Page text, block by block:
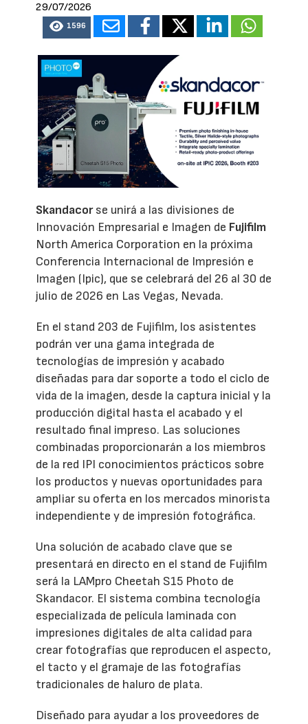
29/07/2026
1596
Skandacorse unirá a las divisiones de
Innovación Empresarial e Imagen de Fujifilm
North America Corporation en la próxima
Conferencia Internacional de Impresión e
Imagen (Ipic), que se celebrará del 26 al 30 de
julio de 2026 en Las Vegas, Nevada.
En el stand 203 de Fujifilm, los asistentes
podrán ver una gama integrada de
tecnologías de impresión y acabado
diseñadas para dar soporte a todo el ciclo de
vida de la imagen, desde la captura inicial y la
producción digital hasta el acabado y el
resultado final impreso. Las soluciones
combinadas proporcionarán a los miembros
de la red IPI conocimientos prácticos sobre
los productos y nuevas oportunidades para
ampliar su oferta en los mercados minorista
independiente y de impresión fotográfica.
Una solución de acabado clave que se
presentará en directo en el stand de Fujifilm
será la LAMpro Cheetah S15 Photo de
Skandacor. El sistema combina tecnología
especializada de película laminada con
impresiones digitales de alta calidad para
crear fotografías que reproducen el aspecto,
el tacto y el gramaje de las fotografías
tradicionales de haluro de plata.
Diseñado para ayudar a los proveedores de